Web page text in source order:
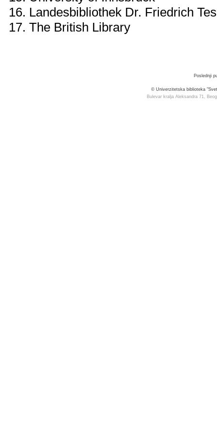
16. Landesbibliothek Dr. Friedrich
17. The British Library
Poslednji
© Univerzitetska biblioteka
Bulevar kralja Aleksandra 71,